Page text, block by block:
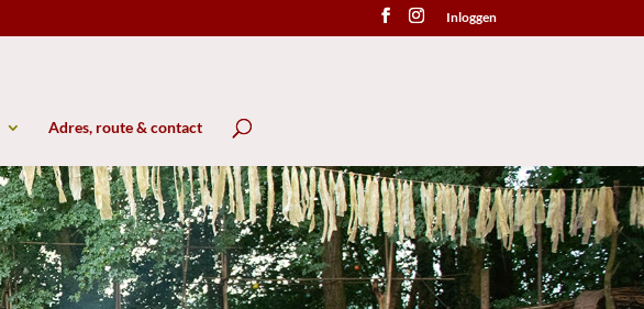
Inloggen
Adres, route & contact